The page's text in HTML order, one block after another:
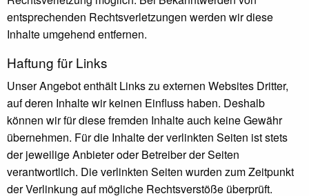
entsprechenden Rechtsverletzungen werden wir diese
Inhalte umgehend entfernen.
Haftung für Links
Unser Angebot enthält Links zu externen Websites Dritter,
auf deren Inhalte wir keinen Einfluss haben. Deshalb
können wir für diese fremden Inhalte auch keine Gewähr
übernehmen. Für die Inhalte der verlinkten Seiten ist stets
der jeweilige Anbieter oder Betreiber der Seiten
verantwortlich. Die verlinkten Seiten wurden zum Zeitpunkt
der Verlinkung auf mögliche Rechtsverstöße überprüft.